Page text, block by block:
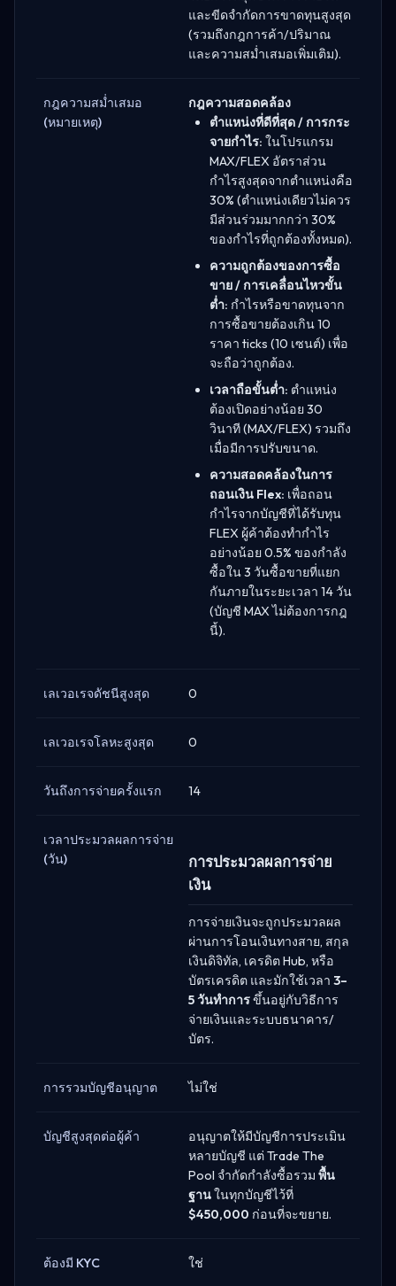
และขีดจำกัดการขาดทุนสูงสุด
(รวมถึงกฎการค้า/ปริมาณ
และความสม่ำเสมอเพิ่มเติม).
กฎความสม่ำเสมอ
(หมายเหตุ)
กฎความสอดคล้อง
ตำแหน่งที่ดีที่สุด / การกระ
จายกำไร: ในโปรแกรม
MAX/FLEX อัตราส่วน
กำไรสูงสุดจากตำแหน่งคือ
30% (ตำแหน่งเดียวไม่ควร
มีส่วนร่วมมากกว่า 30%
ของกำไรที่ถูกต้องทั้งหมด).
ความถูกต้องของการซื้อ
ขาย / การเคลื่อนไหวขั้น
ต่ำ: กำไรหรือขาดทุนจาก
การซื้อขายต้องเกิน 10
ราคา ticks (10 เซนต์) เพื่อ
จะถือว่าถูกต้อง.
เวลาถือขั้นต่ำ: ตำแหน่ง
ต้องเปิดอย่างน้อย 30
วินาที (MAX/FLEX) รวมถึง
เมื่อมีการปรับขนาด.
ความสอดคล้องในการ
ถอนเงิน Flex: เพื่อถอน
กำไรจากบัญชีที่ได้รับทุน
FLEX ผู้ค้าต้องทำกำไร
อย่างน้อย 0.5% ของกำลัง
ซื้อใน 3 วันซื้อขายที่แยก
กันภายในระยะเวลา 14 วัน
(บัญชี MAX ไม่ต้องการกฎ
นี้).
เลเวอเรจดัชนีสูงสุด 0
เลเวอเรจโลหะสูงสุด 0
วันถึงการจ่ายครั้งแรก 14
เวลาประมวลผลการจ่าย
(วัน)
การประมวลผลการจ่าย
เงิน
การจ่ายเงินจะถูกประมวลผล
ผ่านการโอนเงินทางสาย, สกุล
เงินดิจิทัล, เครดิต Hub, หรือ
บัตรเครดิต และมักใช้เวลา 3–
5 วันทำการขึ้นอยู่กับวิธีการ
จ่ายเงินและระบบธนาคาร/
บัตร.
การรวมบัญชีอนุญาต ไม่ใช่
บัญชีสูงสุดต่อผู้ค้า
อนุญาตให้มีบัญชีการประเมิน
หลายบัญชี แต่ Trade The
Pool จำกัดกำลังซื้อรวม พื้น
ฐานในทุกบัญชีไว้ที่
$450,000 ก่อนที่จะขยาย.
ต้องมี KYC ใช่